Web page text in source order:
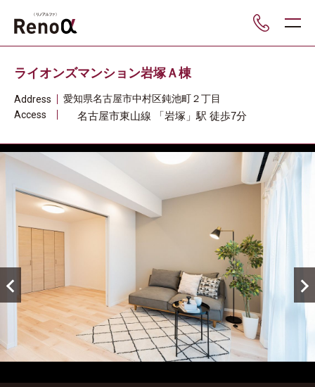
ライオンズマンション岩塚Ａ棟
Address 愛知県名古屋市中村区鈍池町２丁目
Access
名古屋市東山線 「岩塚」駅 徒歩7分